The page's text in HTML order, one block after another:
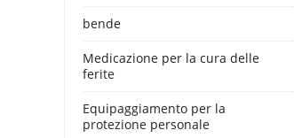
bende
Medicazione per la cura delle
ferite
Equipaggiamento per la
protezione personale